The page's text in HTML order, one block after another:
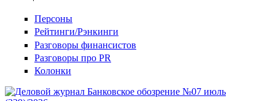
Персоны
Рейтинги/Рэнкинги
Разговоры финансистов
Разговоры про PR
Колонки